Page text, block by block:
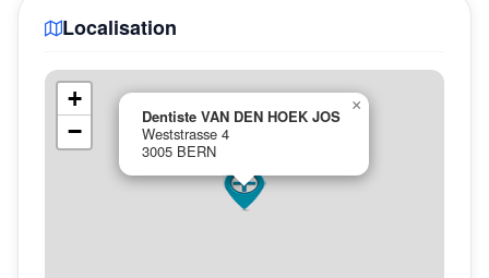
Localisation
Dentiste VAN DEN HOEK JOS
Weststrasse 4
3005 BERN
×
+
−